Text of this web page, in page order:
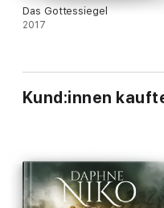
Das Gottessiegel
2017
Kund:innen